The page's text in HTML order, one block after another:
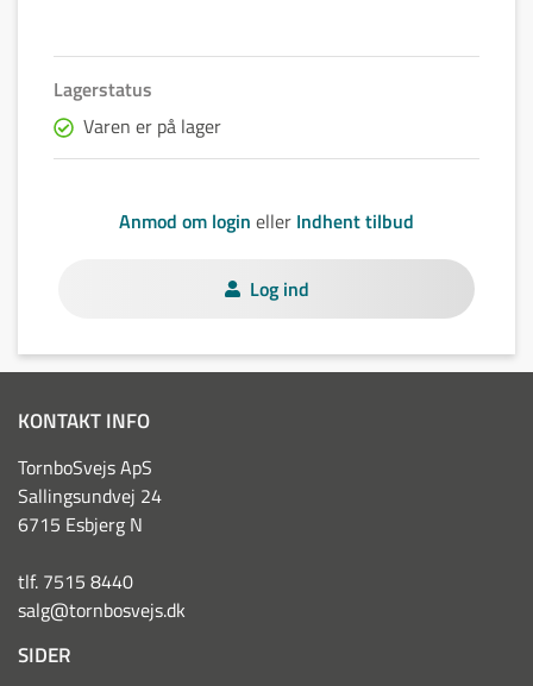
Lagerstatus
Varen er på lager
Anmod om login eller Indhent tilbud
Log ind
KONTAKT INFO
TornboSvejs ApS
Sallingsundvej 24
6715 Esbjerg N
tlf. 7515 8440
salg@tornbosvejs.dk
SIDER